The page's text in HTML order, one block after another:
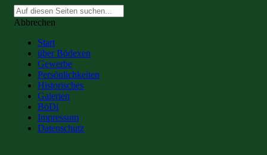
Suche
nach:
Abbrechen
Start
über Bödexen
Gewerbe
Persönlichkeiten
Historisches
Galerien
BöDi
Impressum
Datenschutz